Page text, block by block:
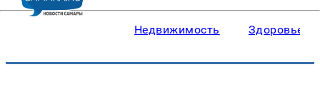
Недвижимость Здоровье